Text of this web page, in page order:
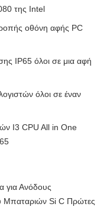
της Intel
οθόνη αφής PC
IP65 όλοι σε μια αφή
όλοι σε έναν
I3 CPU All in One
για Ανόδους
Μπαταριών Si C Πρώτες